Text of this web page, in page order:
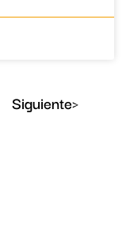
Siguiente>